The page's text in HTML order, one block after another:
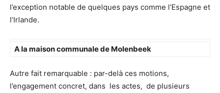
l’exception notable de quelques pays comme l’Espagne et
l’Irlande.
A la maison communale de Molenbeek
Autre fait remarquable : par-delà ces motions,
l’engagement concret, dans les actes, de plusieurs